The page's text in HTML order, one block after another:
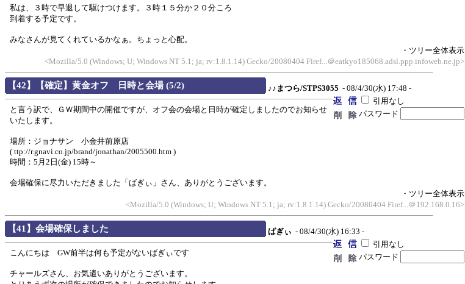
私は、３時で早退して駆けつけます。３時１５分か２０分ころ
到着する予定です。
みなさんが見てくれているかなぁ。ちょっと心配。
・ツリー全体表示
<Mozilla/5.0 (Windows; U; Windows NT 5.1; ja; rv:1.8.1.14) Gecko/20080404 Firef...＠eatkyo185068.adsl.ppp.infoweb.ne.jp>
【42】【確定】黄金オフ 日時と会場 (5/2) ♪♪まつら/STPS3055 - 08/4/30(水) 17:48 -
引用なし
パスワード
と言う訳で、ＧＷ期間中の開催ですが、オフ会の会場と日時が確定しましたのでお知らせ
いたします。
場所：ジョナサン 小金井前原店
( ttp://r.gnavi.co.jp/brand/jonathan/2005500.htm )
時間：5月2日(金) 15時～
会場確保に尽力いただきました「ばぎぃ」さん、ありがとうございます。
・ツリー全体表示
<Mozilla/5.0 (Windows; U; Windows NT 5.1; ja; rv:1.8.1.14) Gecko/20080404 Firef...＠192.168.0.16>
【41】会場確保しました ばぎぃ - 08/4/30(水) 16:33 -
引用なし
パスワード
こんにちは GW前半は何も予定がないばぎぃです
チャールズさん、お気遣いありがとうございます。